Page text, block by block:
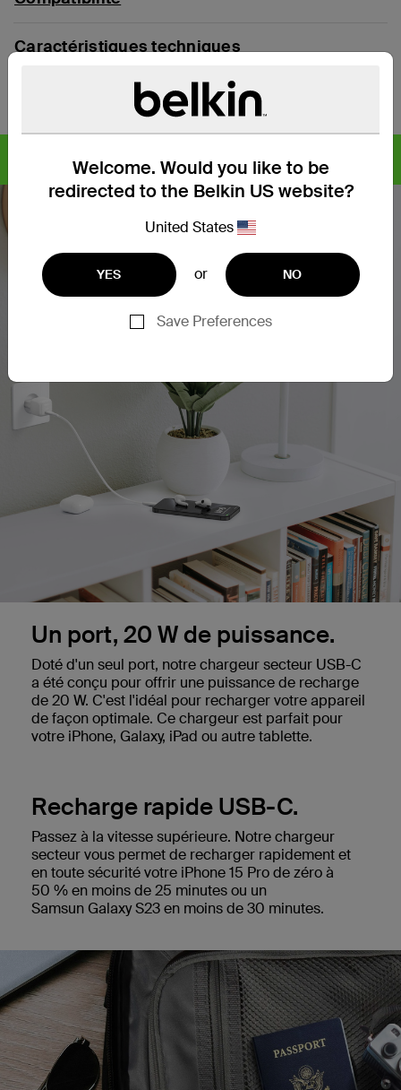
Welcome. Would you like to be
redirected to the Belkin US website?
United States
YES or NO
Save Preferences
Caractéristiques techniques
Produit conçu à partir de matériaux plastiques recyclés.
Un port, 20 W de puissance.
Doté d'un seul port, notre chargeur secteur USB-C
a été conçu pour offrir une puissance de recharge
de 20 W. C'est l'idéal pour recharger votre appareil
de façon optimale. Ce chargeur est parfait pour
votre iPhone, Galaxy, iPad ou autre tablette.
Recharge rapide USB-C.
Passez à la vitesse supérieure. Notre chargeur
secteur vous permet de recharger rapidement et
en toute sécurité votre iPhone 15 Pro de zéro à
50 % en moins de 25 minutes ou un
Samsun Galaxy S23 en moins de 30 minutes.